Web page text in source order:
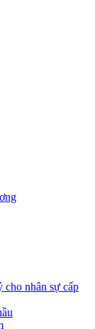
cho nhân sự cấp